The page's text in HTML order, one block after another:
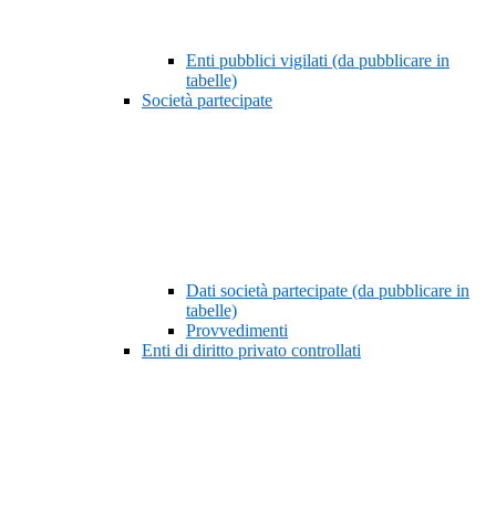
Enti pubblici vigilati (da pubblicare in
tabelle)
Società partecipate
Dati società partecipate (da pubblicare in
tabelle)
Provvedimenti
Enti di diritto privato controllati